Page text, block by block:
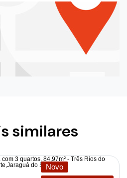
similares
Novo